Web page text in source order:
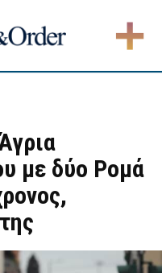
με δύο Ρομά